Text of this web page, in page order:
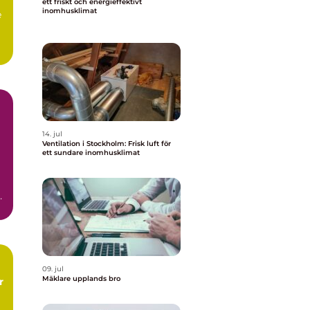
inomhusklimat
14. jul
Ventilation i Stockholm: Frisk luft för
ett sundare inomhusklimat
09. jul
Mäklare upplands bro